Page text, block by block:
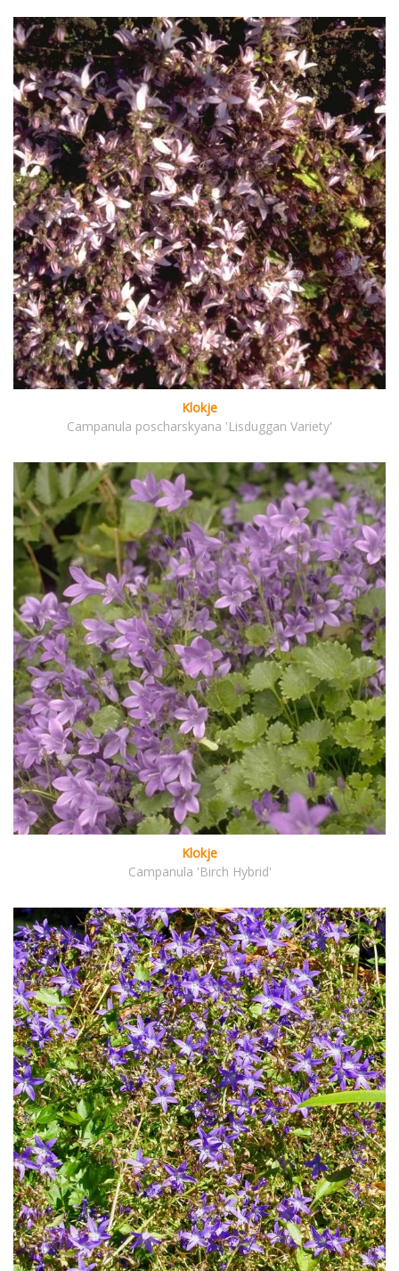
Klokje
Campanula poscharskyana 'Lisduggan Variety'
Klokje
Campanula 'Birch Hybrid'